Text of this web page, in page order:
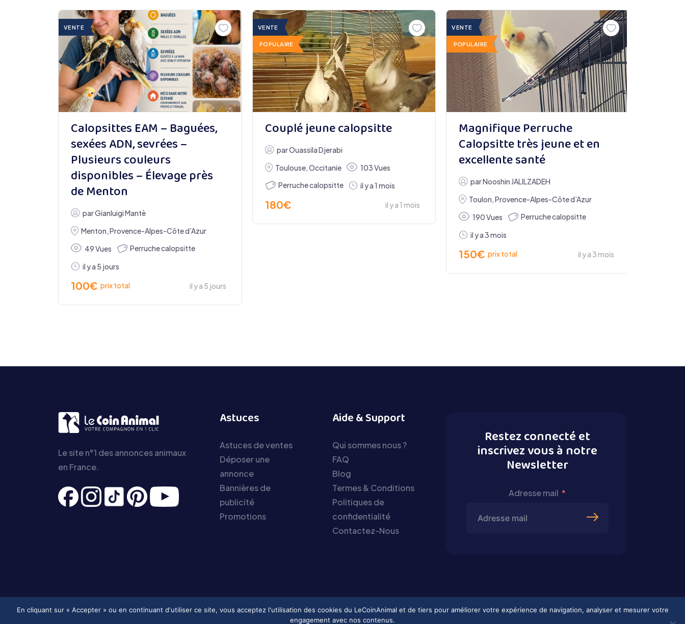
VENTE
Calopsittes EAM – Baguées,
sexées ADN, sevrées –
Plusieurs couleurs
disponibles – Élevage près
de Menton
parGianluigi Mantè
Menton,Provence-Alpes-Côte d’Azur
49 Vues
Perruche calopsitte
il y a 5 jours
100€ prix total il y a 5 jours
VENTE
POPULAIRE
Couplé jeune calopsitte
parOuassila Djerabi
Toulouse,Occitanie
103 Vues
Perruche calopsitte
il y a 1 mois
180€ il y a 1 mois
VENTE
POPULAIRE
Magnifique Perruche
Calopsitte très jeune et en
excellente santé
parNooshin JALILZADEH
Toulon,Provence-Alpes-Côte d’Azur
190 Vues
Perruche calopsitte
il y a 3 mois
150€ prix total il y a 3 mois
Le site n°1 des annonces animaux
en France.
Astuces
Astuces de ventes
Déposer une
annonce
Bannières de
publicité
Promotions
Aide & Support
Qui sommes nous ?
FAQ
Blog
Termes & Conditions
Politiques de
confidentialité
Contactez-Nous
Restez connecté et
inscrivez vous à notre
Newsletter
Adresse mail
En cliquant sur « Accepter » ou en continuant d'utiliser ce site, vous acceptez l'utilisation des cookies du LeCoinAnimal et de tiers pour améliorer votre expérience de navigation, analyser et mesurer votre
engagement avec nos contenus.